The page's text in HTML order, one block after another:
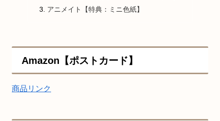
アニメイト【特典：ミニ色紙】
Amazon【ポストカード】
商品リンク